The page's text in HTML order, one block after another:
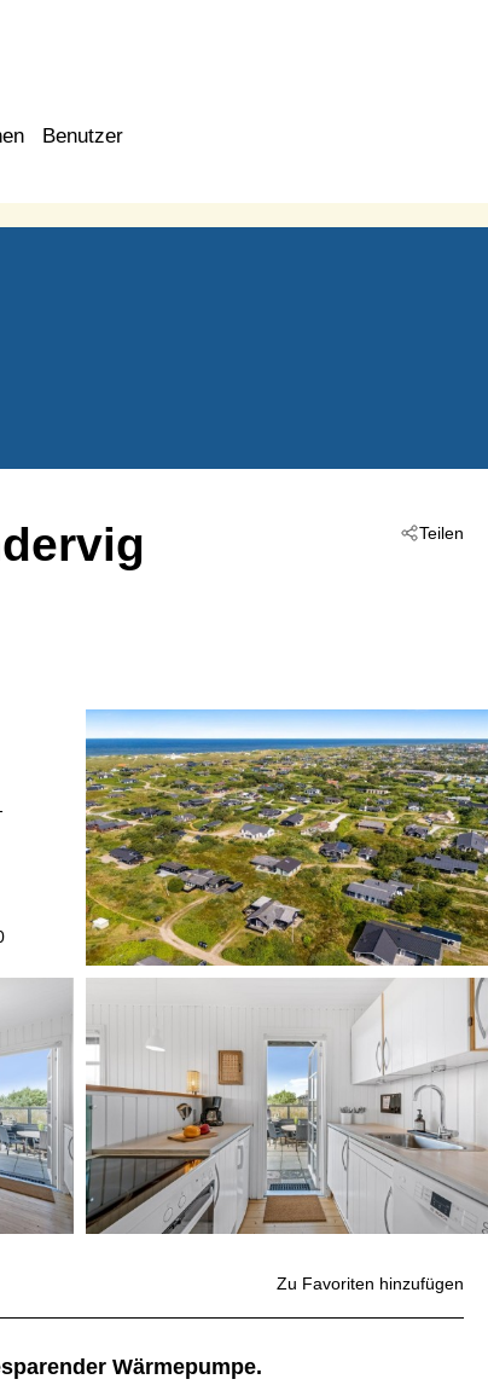
Benutzer
Teilen
Wärmepumpe.
Zu Favoriten hinzufügen